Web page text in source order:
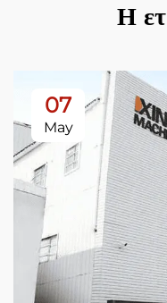
Η
07
May